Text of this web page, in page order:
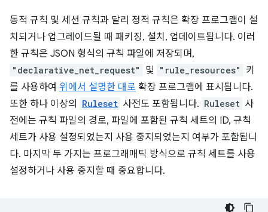
동적 규칙 및 세션 규칙과 달리 정적 규칙은 확장 프로그램이 설
치되거나 업그레이드될 때 패키징, 설치, 업데이트됩니다. 이러
한 규칙은 JSON 형식의 규칙 파일에 저장되며,
"declarative_net_request" 및 "rule_resources"
키
를 사용하여 위에서 설명한 대로 확장 프로그램에 표시됩니다.
또한 하나 이상의
Ruleset 사전도 포함됩니다. Ruleset 사
전에는 규칙 파일의 경로, 파일에 포함된 규칙 세트의 ID, 규칙
세트가 사용 설정되었는지 사용 중지되었는지 여부가 포함됩니
다. 마지막 두 가지는 프로그래매틱 방식으로 규칙 세트를 사용
설정하거나 사용 중지할 때 중요합니다.